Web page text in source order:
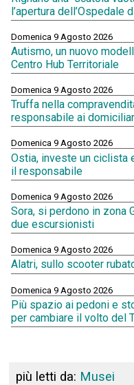
l’apertura dell’Ospedale
Domenica 9 Agosto 2026
Autismo, un nuovo
Centro Hub Territoriale
Domenica 9 Agosto 2026
Truffa nella
responsabile ai
Domenica 9 Agosto 2026
Ostia, investe un ciclista
il responsabile
Domenica 9 Agosto 2026
Sora, si perdono in zona
due escursionisti
Domenica 9 Agosto 2026
Alatri, sullo scooter
Domenica 9 Agosto 2026
Più spazio ai pedoni e
per cambiare il volto del
più letti da: Musei